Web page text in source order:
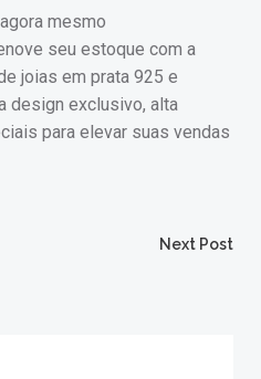
mesmo
seu estoque com a
joias em prata 925 e
design exclusivo, alta
para elevar suas vendas
Next Post